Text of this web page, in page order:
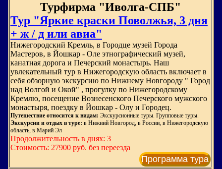
Турфирма "Иволга-СПБ"
Тур "Яркие краски Поволжья, 3 дня
+ ж / д или авиа"
Нижегородский Кремль, в Городце музей Города
Мастеров, в Йошкар - Оле этнографический музей,
канатная дорога и Печерский монастырь. Наш
увлекательный тур в Нижегородскую область включает в
себя обзорную экскурсию по Нижнему Новгороду " Город
над Волгой и Окой" , прогулку по Нижегородскому
Кремлю, посещение Вознесенского Печерского мужского
монастыря, поездку в Йошкар - Олу и Городец.
Путешествие относится к видам: Экскурсионные туры. Групповые туры.
Экскурсии и отдых в туре: в Нижний Новгород, в России, в Нижегородскую
область, в Марий Эл
Продолжительность в днях: 3
Стоимость: 27900 руб. без переезда
Программа тура